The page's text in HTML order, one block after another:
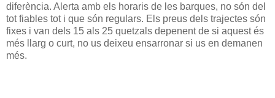
diferència. Alerta amb els horaris de les barques, no són del
tot fiables tot i que són regulars. Els preus dels trajectes són
fixes i van dels 15 als 25 quetzals depenent de si aquest és
més llarg o curt, no us deixeu ensarronar si us en demanen
més.